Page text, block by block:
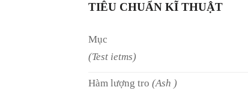
TIÊU CHUẨN KĨ THUẬT
Mục
(Test ietms)
Hàm lượng tro (Ash )